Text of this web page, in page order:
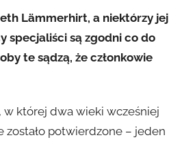
Lämmerhirt, a niektórzy jej
specjaliści są zgodni co do
te sądzą, że członkowie
w której dwa wieki wcześniej
zostało potwierdzone – jeden